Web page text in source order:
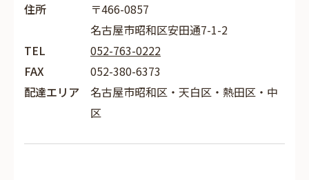
住所
〒466-0857
名古屋市昭和区安田通7-1-2
TEL
052-763-0222
FAX
052-380-6373
配達エリア
名古屋市昭和区・天白区・熱田区・中
区